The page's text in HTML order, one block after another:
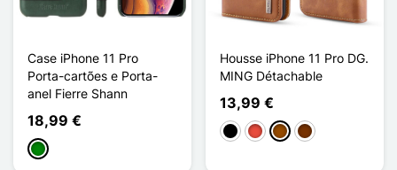
Case iPhone 11 Pro
Porta-cartões e Porta-
anel Fierre Shann
18,99 €
Verde
Housse iPhone 11 Pro DG.
MING Détachable
13,99 €
PretoVermelho
Castanho
Café